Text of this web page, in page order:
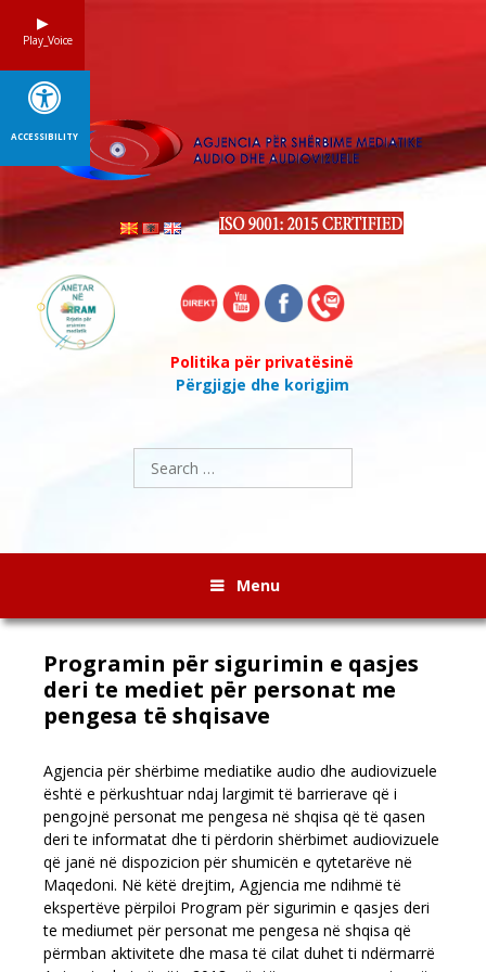
Politika për privatësinë
Përgjigje dhe korigjim
Search
for:
Menu
Programin për sigurimin e qasjes
deri te mediet për personat me
pengesa të shqisave
Agjencia për shërbime mediatike audio dhe audiovizuele
është e përkushtuar ndaj largimit të barrierave që i
pengojnë personat me pengesa në shqisa që të qasen
deri te informatat dhe ti përdorin shërbimet audiovizuele
që janë në dispozicion për shumicën e qytetarëve në
Maqedoni. Në këtë drejtim, Agjencia me ndihmë të
ekspertëve përpiloi Program për sigurimin e qasjes deri
te mediumet për personat me pengesa në shqisa që
përmban aktivitete dhe masa të cilat duhet ti ndërmarrë
Play_Voice
ACCESSIBILITY